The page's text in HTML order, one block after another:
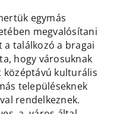
egymás
megvalósítani
a találkozó a bragai
hogy városuknak
középtávú kulturális
településeknek
rendelkeznek.